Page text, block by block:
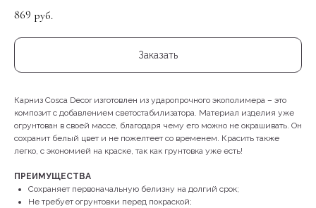
869 руб.
Заказать
Карниз Cosca Decor изготовлен из ударопрочного экополимера – это
композит с добавлением светостабилизатора. Материал изделия уже
огрунтован в своей массе, благодаря чему его можно не окрашивать. Он
сохранит белый цвет и не пожелтеет со временем. Красить также
легко, с экономией на краске, так как грунтовка уже есть!
ПРЕИМУЩЕСТВА
Сохраняет первоначальную белизну на долгий срок;
Не требует огрунтовки перед покраской;